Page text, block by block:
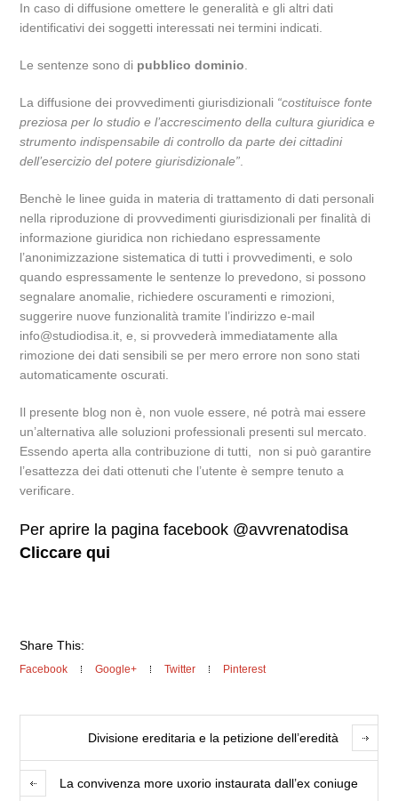
In caso di diffusione omettere le generalità e gli altri dati
identificativi dei soggetti interessati nei termini indicati.
Le sentenze sono di pubblico dominio
La diffusione dei provvedimenti giurisdizionali “costituisce fonte
preziosa per lo studio e l’accrescimento della cultura giuridica e
strumento indispensabile di controllo da parte dei cittadini
dell’esercizio del potere giurisdizionale”
Benchè le linee guida in materia di trattamento di dati personali
nella riproduzione di provvedimenti giurisdizionali per finalità di
informazione giuridica non richiedano espressamente
l’anonimizzazione sistematica di tutti i provvedimenti, e solo
quando espressamente le sentenze lo prevedono, si possono
segnalare anomalie, richiedere oscuramenti e rimozioni,
suggerire nuove funzionalità tramite l’indirizzo e-mail
info@studiodisa.it, e, si provvederà immediatamente alla
rimozione dei dati sensibili se per mero errore non sono stati
automaticamente oscurati.
Il presente blog non è, non vuole essere, né potrà mai essere
un’alternativa alle soluzioni professionali presenti sul mercato.
Essendo aperta alla contribuzione di tutti, non si può garantire
l’esattezza dei dati ottenuti che l’utente è sempre tenuto a
verificare.
Per aprire la pagina facebook @avvrenatodisa
Cliccare qui
Share This:
Facebook Google+ Twitter Pinterest
Divisione ereditaria e la petizione dell’eredità
La convivenza more uxorio instaurata dall’ex coniuge